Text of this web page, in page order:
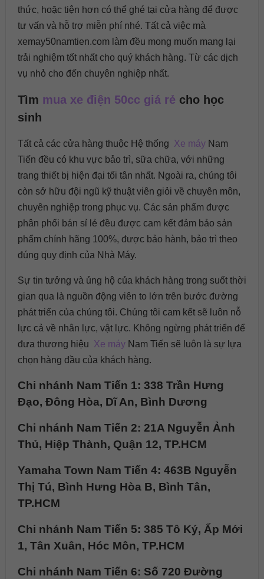
thức, hoặc tiện hơn có thể ghé tại cửa hàng để được
tư vấn và hỗ trợ miễn phí nhé. Tất cả việc mà
xemay50namtien.com làm đều mong muốn mang lại
trải nghiệm tốt nhất cho quý khách hàng. Từ các dịch
vụ nhỏ cho đến chuyên nghiệp nhất.
Tìm mua xe điện 50cc giá rẻ cho học
sinh
Tất cả các cửa hàng thuộc Hệ thống Xe máyNam
Tiến đều có khu vực bảo trì, sữa chữa, với những
trang thiết bị hiện đại tối tân nhất. Ngoài ra, chúng tôi
còn sở hữu đội ngũ kỹ thuật viên giỏi về chuyên môn,
chuyên nghiệp trong phục vụ. Các sản phẩm được
phân phối bán sỉ lẻ đều được cam kết đảm bảo sản
phẩm chính hãng 100%, được bảo hành, bảo trì theo
đúng quy định của Nhà Máy.
Sự tin tưởng và ủng hộ của khách hàng trong suốt thời
gian qua là nguồn động viên to lớn trên bước đường
phát triển của chúng tôi. Chúng tôi cam kết sẽ luôn nỗ
lực cả về nhân lực, vật lực. Không ngừng phát triển để
đưa thương hiệu Xe máyNam Tiến sẽ luôn là sự lựa
chọn hàng đầu của khách hàng.
Chi nhánh Nam Tiến 1: 338 Trần Hưng
Đạo, Đông Hòa, Dĩ An, Bình Dương
Chi nhánh Nam Tiến 2: 21A Nguyễn Ảnh
Thủ, Hiệp Thành, Quận 12, TP.HCM
Yamaha Town Nam Tiến 4: 463B Nguyễn
Thị Tú, Bình Hưng Hòa B, Bình Tân,
TP.HCM
Chi nhánh Nam Tiến 5: 385 Tô Ký, Ấp Mới
1, Tân Xuân, Hóc Môn, TP.HCM
Chi nhánh Nam Tiến 6: Số 720 Đường